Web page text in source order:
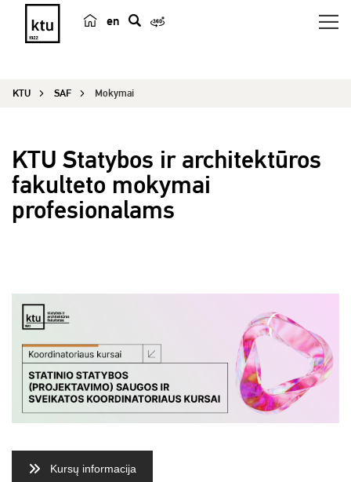
en
e
a
KTU SAF Mokymai
KTU Statybos ir architektūros
fakulteto mokymai
profesionalams
Kursų informacija